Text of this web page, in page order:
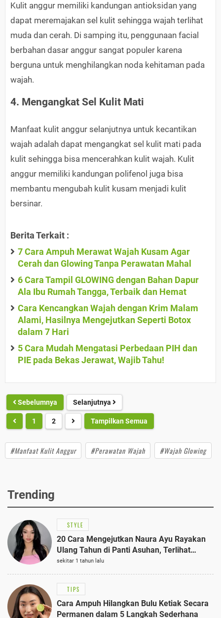
Kulit anggur memiliki kandungan antioksidan yang
dapat meremajakan sel kulit sehingga wajah terlihat
muda dan cerah. Di samping itu, penggunaan facial
berbahan dasar anggur sangat populer karena
berguna untuk menghilangkan noda kehitaman pada
wajah.
4. Mengangkat Sel Kulit Mati
Manfaat kulit anggur selanjutnya untuk kecantikan
wajah adalah dapat mengangkat sel kulit mati pada
kulit sehingga bisa mencerahkan kulit wajah. Kulit
anggur memiliki kandungan polifenol juga bisa
membantu mengubah kulit kusam menjadi kulit
bersinar.
Berita Terkait :
7 Cara Ampuh Merawat Wajah Kusam Agar
Cerah dan Glowing Tanpa Perawatan Mahal
6 Cara Tampil GLOWING dengan Bahan Dapur
Ala Ibu Rumah Tangga, Terbaik dan Hemat
Cara Kencangkan Wajah dengan Krim Malam
Alami, Hasilnya Mengejutkan Seperti Botox
dalam 7 Hari
5 Cara Mudah Mengatasi Perbedaan PIH dan
PIE pada Bekas Jerawat, Wajib Tahu!
Sebelumnya Selanjutnya
1 2 Tampilkan Semua
#Manfaat Kulit Anggur #Perawatan Wajah #Wajah Glowing
Trending
STYLE
20 Cara Mengejutkan Naura Ayu Rayakan
Ulang Tahun di Panti Asuhan, Terlihat
Anggun dengan Kaftan Cokelat
sekitar 1 tahun lalu
TIPS
Cara Ampuh Hilangkan Bulu Ketiak Secara
Permanen dalam 5 Langkah Sederhana